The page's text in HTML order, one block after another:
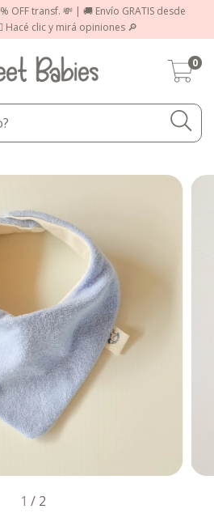
OFF transf. 💸 | 🚚 Envío GRATIS desde
Hacé clic y mirá opiniones 🔎
0
1 / 2